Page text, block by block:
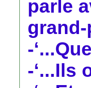
parle
grand-
-
-‘...Ils